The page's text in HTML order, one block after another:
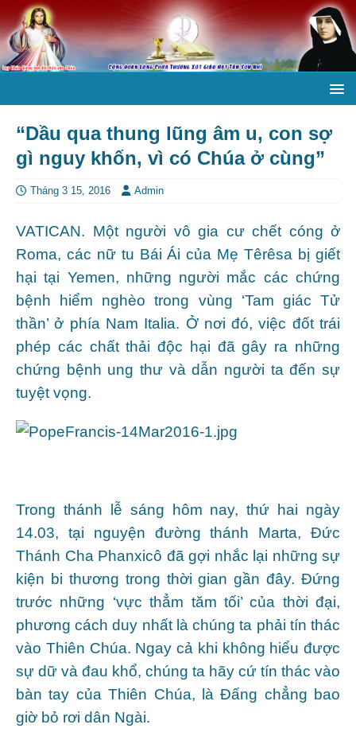
“Dầu qua thung lũng âm u, con sợ
gì nguy khốn, vì có Chúa ở cùng”
Tháng 3 15, 2016 Admin
VATICAN. Một người vô gia cư chết cóng ở
Roma, các nữ tu Bái Ái của Mẹ Têrêsa bị giết
hại tại Yemen, những người mắc các chứng
bệnh hiểm nghèo trong vùng ‘Tam giác Tử
thần’ ở phía Nam Italia. Ở nơi đó, việc đốt trái
phép các chất thải độc hại đã gây ra những
chứng bệnh ung thư và dẫn người ta đến sự
tuyệt vọng.
Trong thánh lễ sáng hôm nay, thứ hai ngày
14.03, tại nguyện đường thánh Marta, Đức
Thánh Cha Phanxicô đã gợi nhắc lại những sự
kiện bi thương trong thời gian gần đây. Đứng
trước những ‘vực thẳm tăm tối’ của thời đại,
phương cách duy nhất là chúng ta phải tín thác
vào Thiên Chúa. Ngay cả khi không hiểu được
sự dữ và đau khổ, chúng ta hãy cứ tín thác vào
bàn tay của Thiên Chúa, là Đấng chẳng bao
giờ bỏ rơi dân Ngài.